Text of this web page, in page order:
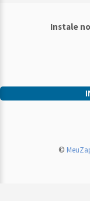
Instale
©